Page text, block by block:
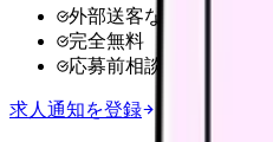
外部送客なし
完全無料
応募前相談OK
求人通知を登録